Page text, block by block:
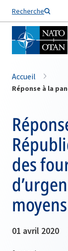
Recherche
Nom de famille*
Accueil
des
01 avril 2020